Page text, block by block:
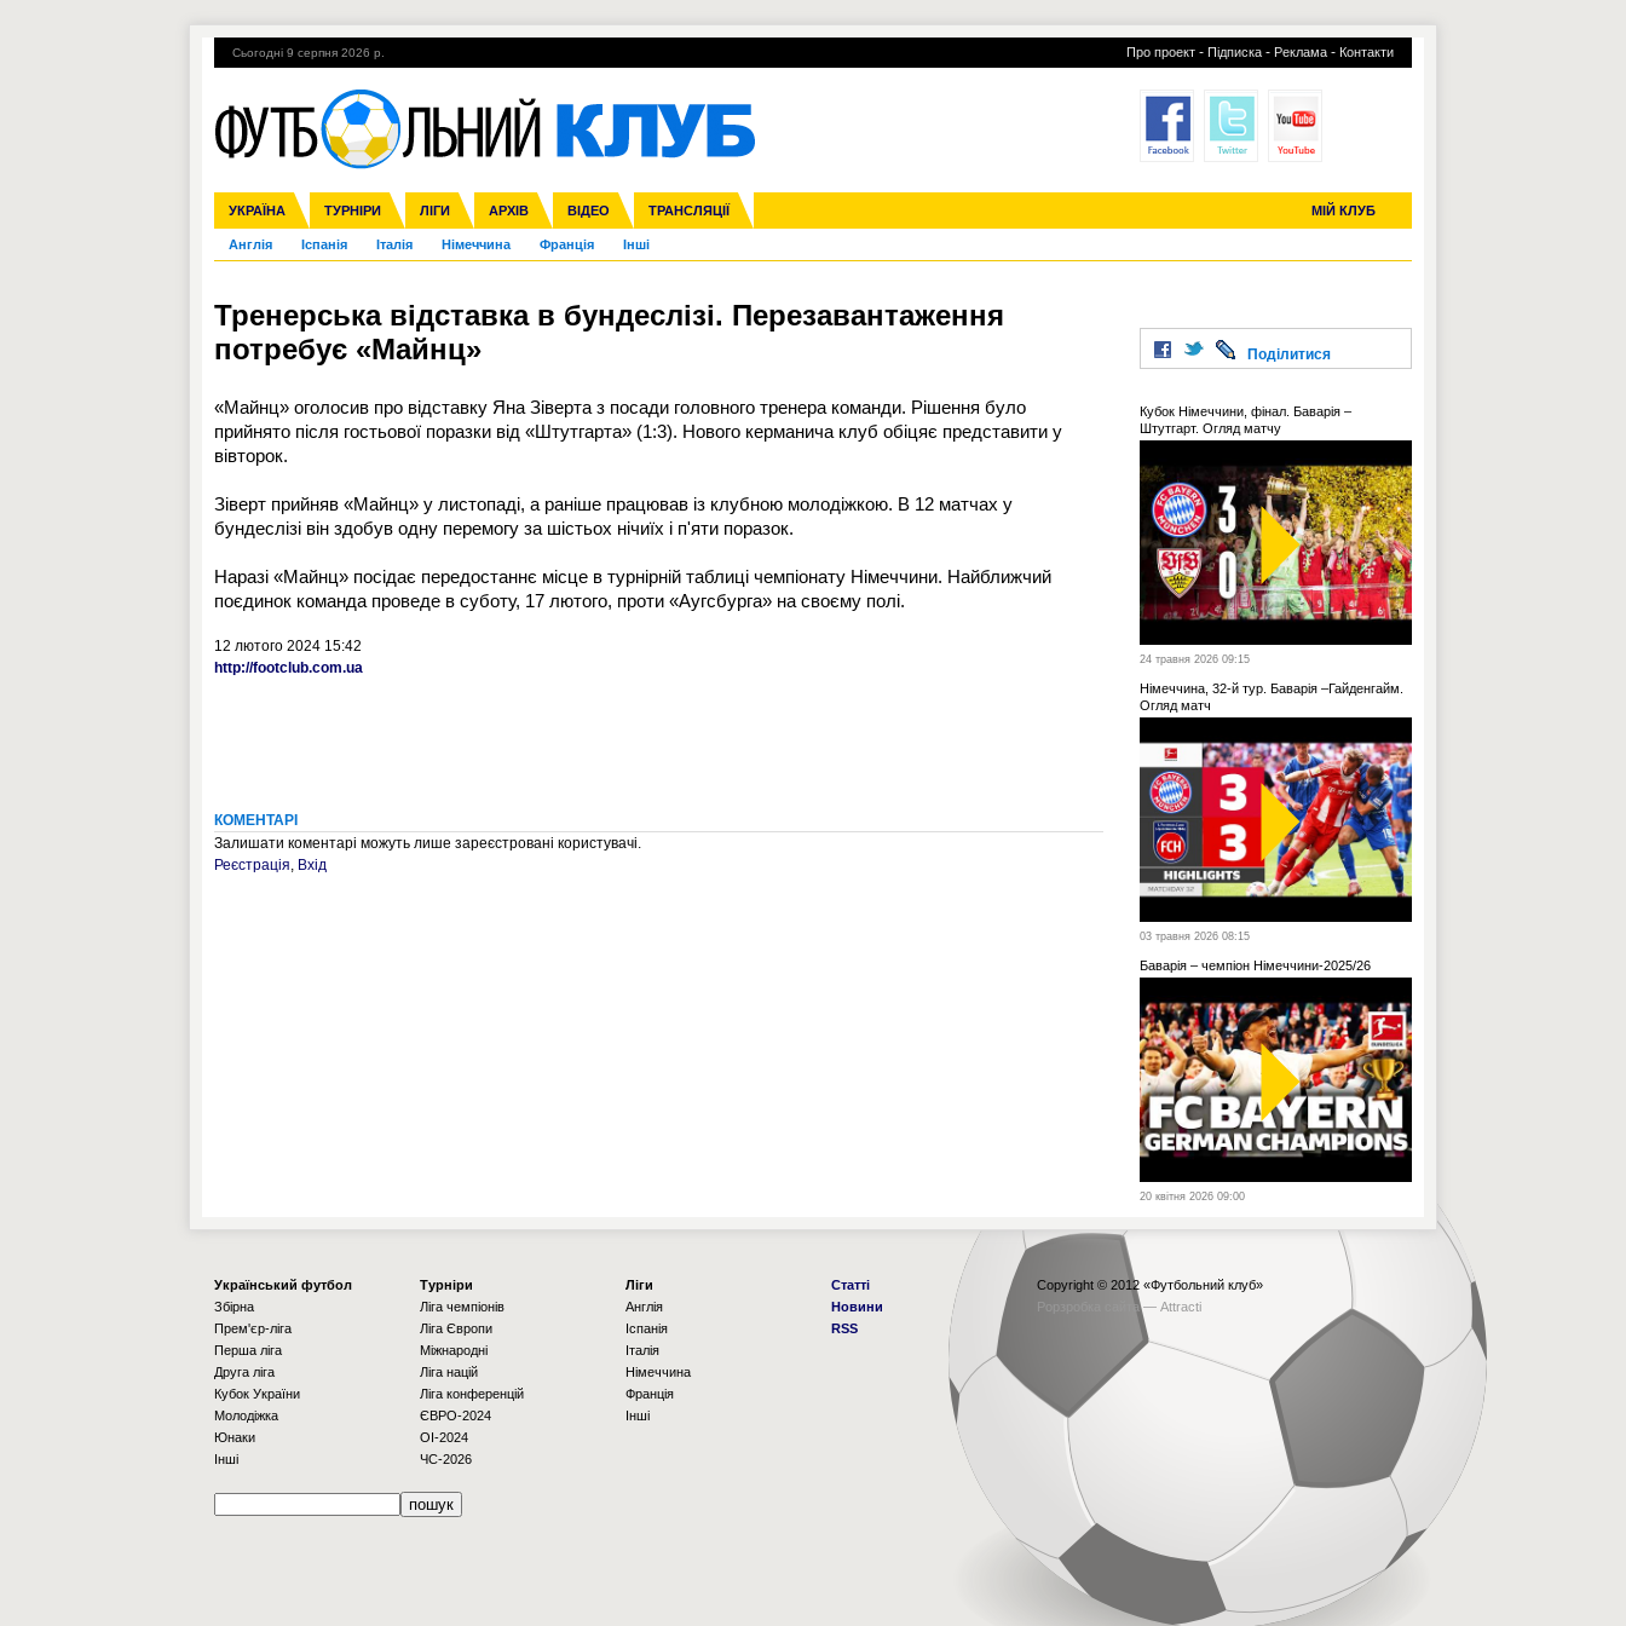
Сьогодні 9 серпня 2026 р. Про проект - Підписка - Реклама - Контакти
УКРАЇНА ТУРНІРИ ЛІГИ АРХІВ ВІДЕО ТРАНСЛЯЦІЇ МІЙ КЛУБ
Збірна Прем'єр-ліга Перша ліга Друга ліга Кубок України Молодіжка
Ліга чемпіонів Ліга Європи Міжнародні Ліга націй Ліга конференцій
Англія Іспанія Італія Німеччина Франція Інші
ЧС-2014 ЄВРО-2016 Росія Кубок конфедерацій ЧЄ-2015 (U-21)
Гарячі теми УПЛ, 2-й тур ВІЙНА УПЛ-ПЕРЕХОДИ УСІ ТРАНСФЕРИ
Тренерська відставка в бундеслізі. Перезавантаження
потребує «Майнц»
«Майнц» оголосив про відставку Яна Зіверта з посади головного тренера команди. Рішення було
прийнято після гостьової поразки від «Штутгарта» (1:3). Нового керманича клуб обіцяє представити у
вівторок.
Зіверт прийняв «Майнц» у листопаді, а раніше працював із клубною молодіжкою. В 12 матчах у
бундеслізі він здобув одну перемогу за шістьох нічиїх і п'яти поразок.
Наразі «Майнц» посідає передостаннє місце в турнірній таблиці чемпіонату Німеччини. Найближчий
поєдинок команда проведе в суботу, 17 лютого, проти «Аугсбурга» на своєму полі.
12 лютого 2024 15:42
http://footclub.com.ua
КОМЕНТАРІ
Залишати коментарі можуть лише зареєстровані користувачі.
Реєстрація, Вхід
Поділитися
Кубок Німеччини, фінал. Баварія –
Штутгарт. Огляд матчу
24 травня 2026 09:15
Німеччина, 32-й тур. Баварія –Гайденгайм.
Огляд матч
03 травня 2026 08:15
Баварія – чемпіон Німеччини-2025/26
20 квітня 2026 09:00
Українcький футбол
Збірна
Прем'єр-ліга
Перша ліга
Друга ліга
Кубок України
Молодіжка
Юнаки
Інші
Турніри
Ліга чемпіонів
Ліга Європи
Міжнародні
Ліга націй
Ліга конференцій
ЄВРО-2024
OI-2024
ЧС-2026
Ліги
Англія
Іспанія
Італія
Німеччина
Франція
Інші
Статті
Новини
RSS
Copyright © 2012 «Футбольний клуб»
Рорзробка сайта — Attracti